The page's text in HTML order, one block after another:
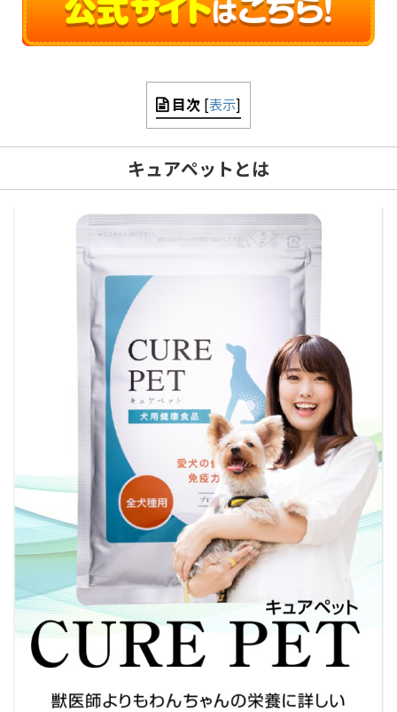
目次 [表示]
キュアペットとは